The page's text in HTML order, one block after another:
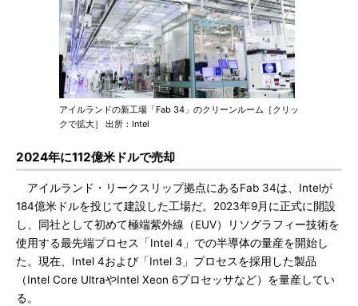
アイルランドの新工場「Fab 34」のクリーンルーム［クリッ
クで拡大］ 出所：Intel
2024年に112億米ドルで売却
アイルランド・リークスリップ拠点にあるFab 34は、Intelが
184億米ドルを投じて建設した工場だ。2023年9月に正式に開設
し、同社として初めて極端紫外線（EUV）リソグラフィー技術を
使用する最先端プロセス「Intel 4」での半導体の量産を開始し
た。現在、Intel 4および「Intel 3」プロセスを採用した製品
（Intel Core UltraやIntel Xeon 6プロセッサなど）を量産してい
る。